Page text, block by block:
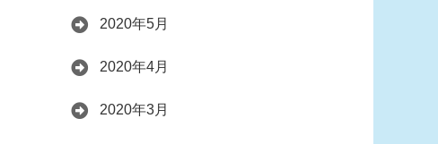
2020年5月
2020年4月
2020年3月